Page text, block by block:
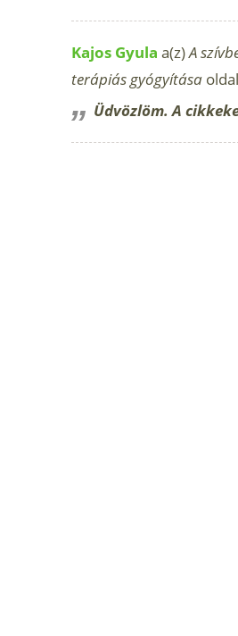
Kajos Gyula a(z)A
terápiás gyógyítása
Üdvözlöm. A